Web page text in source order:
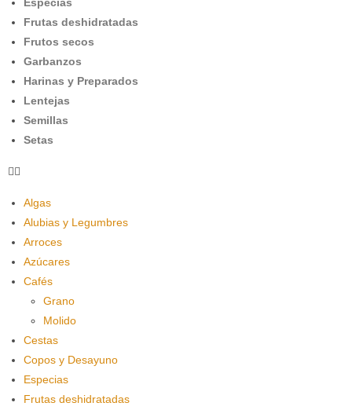
Frutas deshidratadas
Frutos secos
Garbanzos
Harinas y Preparados
Lentejas
Semillas
Setas
Algas
Alubias y Legumbres
Arroces
Azúcares
Cafés
Grano
Molido
Cestas
Copos y Desayuno
Especias
Frutas deshidratadas